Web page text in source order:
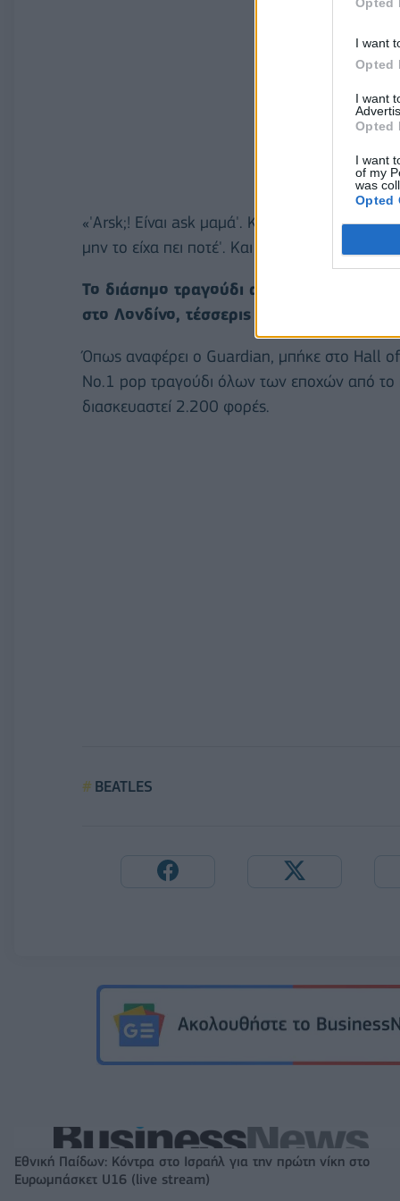
I want
Opted
I want
Opted
I want
of my
was
Opted
«'Arsk;! Είναι ask μαμά'. Και εκείνη
μην το είχα πει ποτέ'. Και αυτό μου
Το διάσημο τραγούδι από τον δίσκο
στο Λονδίνο, τέσσερις ημέρες πριν τα
Όπως αναφέρει ο Guardian, μπήκε στο Hall
Νο.1 pop τραγούδι όλων των εποχών από το
διασκευαστεί 2.200 φορές.
BEATLES
Εθνική Παίδων: Κόντρα στο Ισραήλ για την πρώτη νίκη στο
Ευρωμπάσκετ U16 (live stream)